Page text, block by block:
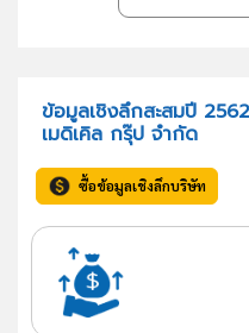
ข้อมูลเชิงลึกสะสมปี
เมดิเคิล กรุ๊ป จำกัด
ซื้อข้อมูลเชิงลึกบริษัท